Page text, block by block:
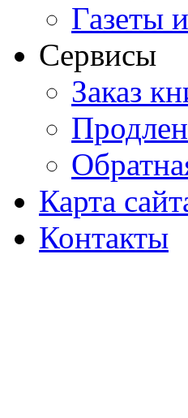
Газеты
Сервисы
Заказ
Карта
Контакты